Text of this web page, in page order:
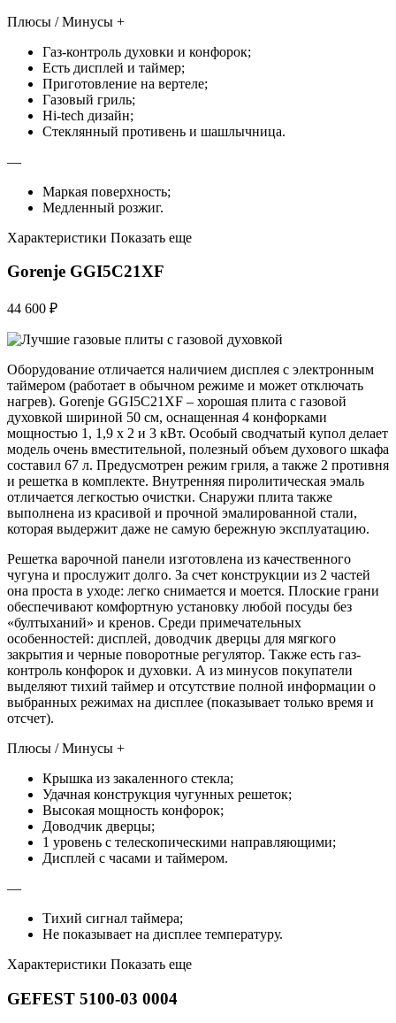
Плюсы / Минусы +
Газ-контроль духовки и конфорок;
Есть дисплей и таймер;
Приготовление на вертеле;
Газовый гриль;
Hi-tech дизайн;
Стеклянный противень и шашлычница.
—
Маркая поверхность;
Медленный розжиг.
Характеристики Показать еще
Gorenje GGI5C21XF
44 600 ₽
Оборудование отличается наличием дисплея с электронным
таймером (работает в обычном режиме и может отключать
нагрев). Gorenje GGI5C21XF – хорошая плита с газовой
духовкой шириной 50 см, оснащенная 4 конфорками
мощностью 1, 1,9 х 2 и 3 кВт. Особый сводчатый купол делает
модель очень вместительной, полезный объем духового шкафа
составил 67 л. Предусмотрен режим гриля, а также 2 противня
и решетка в комплекте. Внутренняя пиролитическая эмаль
отличается легкостью очистки. Снаружи плита также
выполнена из красивой и прочной эмалированной стали,
которая выдержит даже не самую бережную эксплуатацию.
Решетка варочной панели изготовлена из качественного
чугуна и прослужит долго. За счет конструкции из 2 частей
она проста в уходе: легко снимается и моется. Плоские грани
обеспечивают комфортную установку любой посуды без
«бултыханий» и кренов. Среди примечательных
особенностей: дисплей, доводчик дверцы для мягкого
закрытия и черные поворотные регулятор. Также есть газ-
контроль конфорок и духовки. А из минусов покупатели
выделяют тихий таймер и отсутствие полной информации о
выбранных режимах на дисплее (показывает только время и
отсчет).
Плюсы / Минусы +
Крышка из закаленного стекла;
Удачная конструкция чугунных решеток;
Высокая мощность конфорок;
Доводчик дверцы;
1 уровень с телескопическими направляющими;
Дисплей с часами и таймером.
—
Тихий сигнал таймера;
Не показывает на дисплее температуру.
Характеристики Показать еще
GEFEST 5100-03 0004